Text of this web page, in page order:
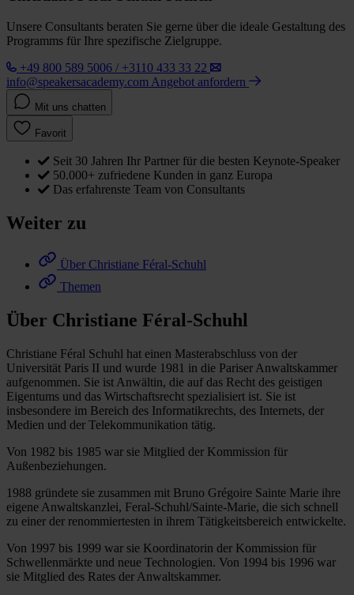
Unsere Consultants beraten Sie gerne über die ideale Gestaltung des
Programms für Ihre spezifische Zielgruppe.
+49 800 589 5006 / +3110 433 33 22
info@speakersacademy.com Angebot anfordern
Mit uns chatten
Favorit
Seit 30 Jahren Ihr Partner für die besten Keynote-Speaker
50.000+ zufriedene Kunden in ganz Europa
Das erfahrenste Team von Consultants
Weiter zu
Über Christiane Féral-Schuhl
Themen
Über Christiane Féral-Schuhl
Christiane Féral Schuhl hat einen Masterabschluss von der
Universität Paris II und wurde 1981 in die Pariser Anwaltskammer
aufgenommen. Sie ist Anwältin, die auf das Recht des geistigen
Eigentums und das Wirtschaftsrecht spezialisiert ist. Sie ist
insbesondere im Bereich des Informatikrechts, des Internets, der
Medien und der Telekommunikation tätig.
Von 1982 bis 1985 war sie Mitglied der Kommission für
Außenbeziehungen.
1988 gründete sie zusammen mit Bruno Grégoire Sainte Marie ihre
eigene Anwaltskanzlei, Feral-Schuhl/Sainte-Marie, die sich schnell
zu einer der renommiertesten in ihrem Tätigkeitsbereich entwickelte.
Von 1997 bis 1999 war sie Koordinatorin der Kommission für
Schwellenmärkte und neue Technologien. Von 1994 bis 1996 war
sie Mitglied des Rates der Anwaltskammer.